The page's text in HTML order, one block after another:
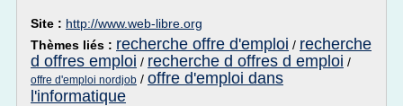
Site : http://www.web-libre.org
Thèmes liés : recherche offre d'emploi / recherche
d offres emploi / recherche d offres d emploi /
offre d'emploi nordjob / offre d'emploi dans
l'informatique